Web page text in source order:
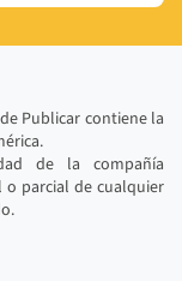
Publicar contiene la
de la compañía
o parcial de cualquier